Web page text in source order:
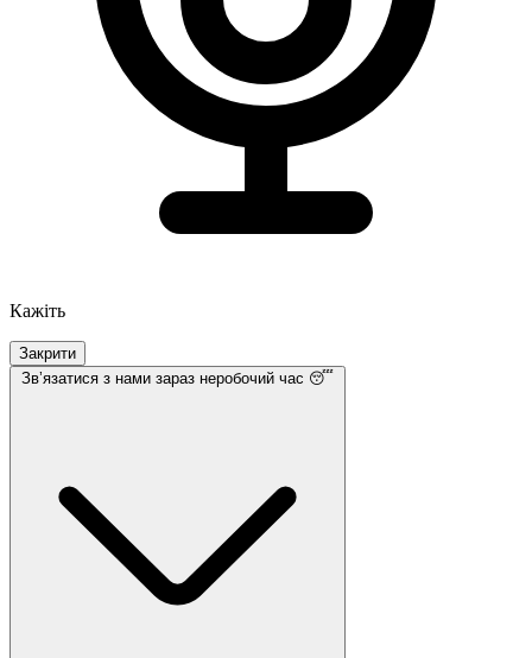
Кажіть
Закрити
Звʼязатися з нами зараз неробочий час 😴